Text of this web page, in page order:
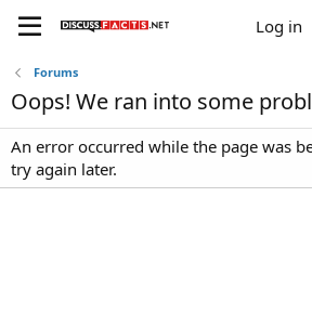
Log in
Forums
Oops! We ran into some
An error occurred while the page was
try again later.